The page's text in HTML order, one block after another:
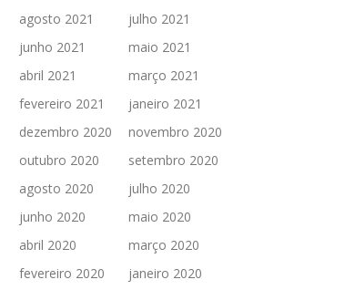
agosto 2021
julho 2021
junho 2021
maio 2021
abril 2021
março 2021
fevereiro 2021
janeiro 2021
dezembro 2020
novembro 2020
outubro 2020
setembro 2020
agosto 2020
julho 2020
junho 2020
maio 2020
abril 2020
março 2020
fevereiro 2020
janeiro 2020